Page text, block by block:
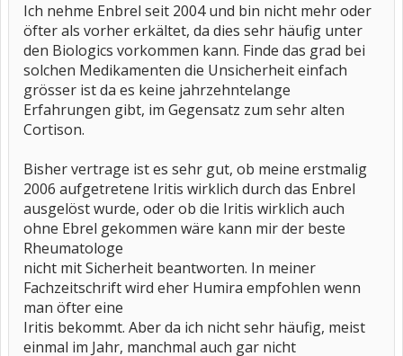
Ich nehme Enbrel seit 2004 und bin nicht mehr oder
öfter als vorher erkältet, da dies sehr häufig unter
den Biologics vorkommen kann. Finde das grad bei
solchen Medikamenten die Unsicherheit einfach
grösser ist da es keine jahrzehntelange
Erfahrungen gibt, im Gegensatz zum sehr alten
Cortison.
Bisher vertrage ist es sehr gut, ob meine erstmalig
2006 aufgetretene Iritis wirklich durch das Enbrel
ausgelöst wurde, oder ob die Iritis wirklich auch
ohne Ebrel gekommen wäre kann mir der beste
Rheumatologe
nicht mit Sicherheit beantworten. In meiner
Fachzeitschrift wird eher Humira empfohlen wenn
man öfter eine
Iritis bekommt. Aber da ich nicht sehr häufig, meist
einmal im Jahr, manchmal auch gar nicht